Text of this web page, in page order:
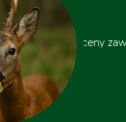
* Wszystkie ceny
kosztów wysyłki lub